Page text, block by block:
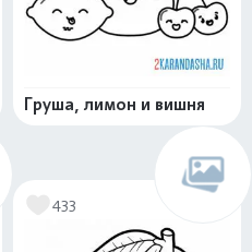
Груша, лимон и вишня
433